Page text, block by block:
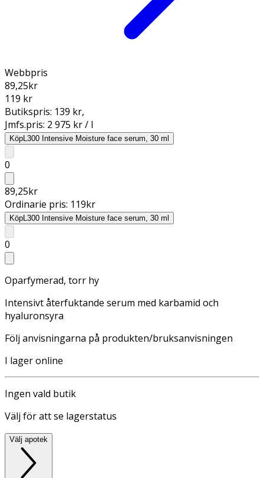
Webbpris
89,25kr
119 kr
Butikspris: 139 kr,
Jmfs.pris: 2 975 kr / l
KöpL300 Intensive Moisture face serum, 30 ml
0
89,25kr
Ordinarie pris: 119kr
KöpL300 Intensive Moisture face serum, 30 ml
0
Oparfymerad, torr hy
Intensivt återfuktande serum med karbamid och
hyaluronsyra
Följ anvisningarna på produkten/bruksanvisningen
I lager online
Ingen vald butik
Välj för att se lagerstatus
Välj apotek